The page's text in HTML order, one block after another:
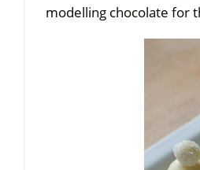
modelling chocolate for